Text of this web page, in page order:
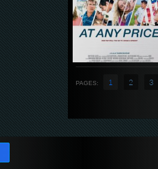
PAGES: 1 2 3